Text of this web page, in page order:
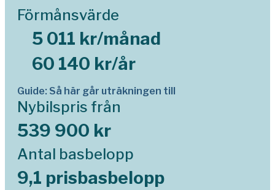
Förmånsvärde
5 011 kr/månad
60 140 kr/år
Guide: Så här går uträkningen till
Nybilspris från
539 900 kr
Antal basbelopp
9,1 prisbasbelopp